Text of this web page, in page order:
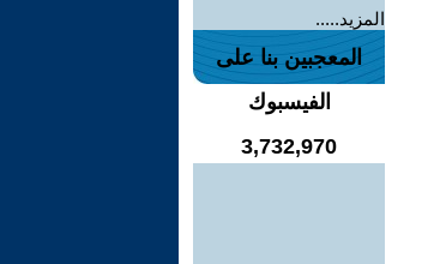
المزيد.....
المعجبين بنا على
الفيسبوك
3,732,970